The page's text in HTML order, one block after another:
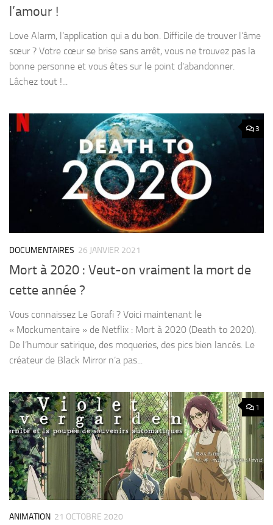
l’amour !
Love Alarm, l’application qui a du bon. Difficile de trouver l’âme
sœur ? Votre cœur se brise sans arrêt, vous ne trouvez pas la
bonne personne et vous êtes sur le point d’abandonner.
Lâchez tout !...
3
DOCUMENTAIRES 26 JANVIER 2021
Mort à 2020 : Veut-on vraiment la mort de
cette année ?
Vous connaissez Le Gorafi ? Voici maintenant le
« Mockumentaire » de Netflix : Mort à 2020 (Death to 2020).
De l’humour satirique, des moqueries, des pics bien lancés. Le
créateur de Black Mirror n’a pas...
1
ANIMATION 21 OCTOBRE 2020